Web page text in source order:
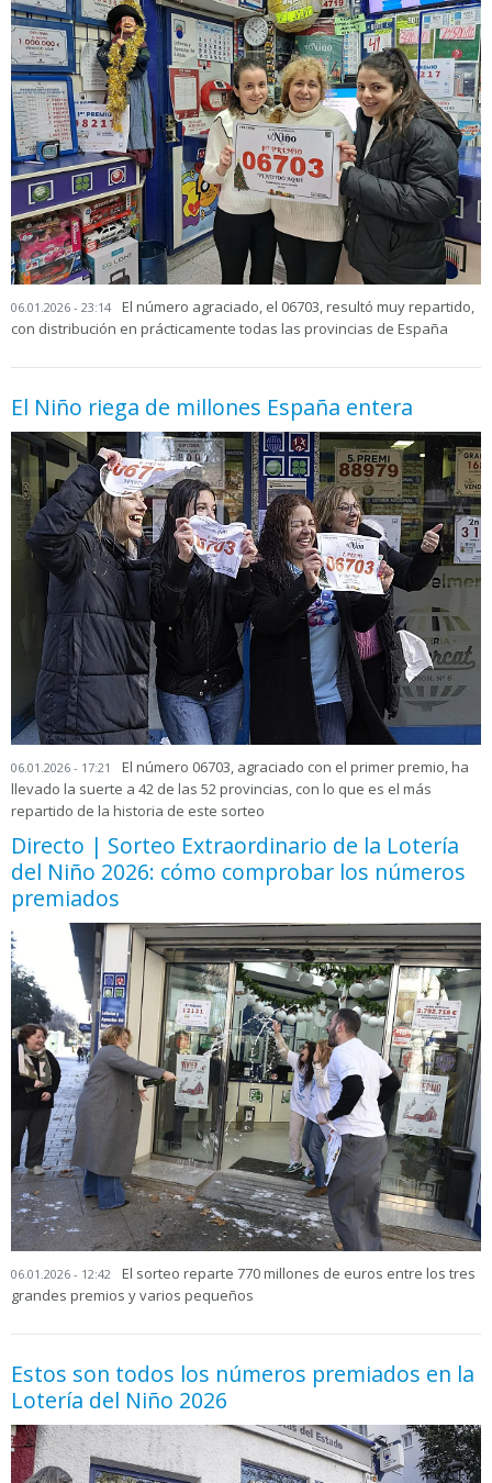
06.01.2026 - 23:14
El número agraciado, el 06703, resultó muy repartido,
con distribución en prácticamente todas las provincias de España
El Niño riega de millones España entera
06.01.2026 - 17:21
El número 06703, agraciado con el primer premio, ha
llevado la suerte a 42 de las 52 provincias, con lo que es el más
repartido de la historia de este sorteo
Directo | Sorteo Extraordinario de la Lotería
del Niño 2026: cómo comprobar los números
premiados
06.01.2026 - 12:42
El sorteo reparte 770 millones de euros entre los tres
grandes premios y varios pequeños
Estos son todos los números premiados en la
Lotería del Niño 2026